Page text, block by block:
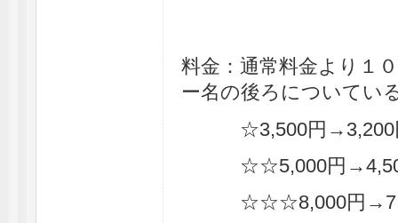
料金：通常料金より１
ー名の後ろについてい
☆3,500円→3,200円(
☆☆5,000円→4,500
☆☆☆8,000円→7,200